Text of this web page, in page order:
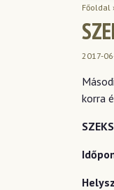
Főoldal
2017-
korra